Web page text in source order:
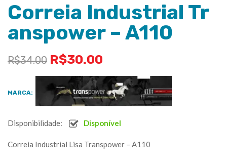
Correia Industrial Tr
anspower – A110
R$34.00 R$30.00
MARCA:
Disponibilidade: Disponível
Correia Industrial Lisa Transpower – A110